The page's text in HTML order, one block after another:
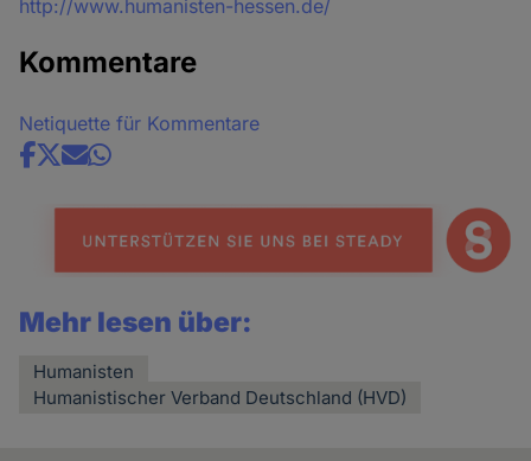
http://www.humanisten-hessen.de/
Kommentare
Netiquette für Kommentare
Share
news
Mehr lesen über:
Humanisten
Humanistischer Verband Deutschland (HVD)